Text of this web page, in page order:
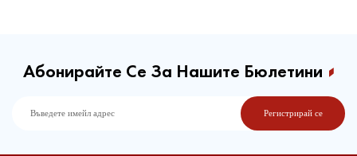
Абонирайте Се За Нашите Бюлетини